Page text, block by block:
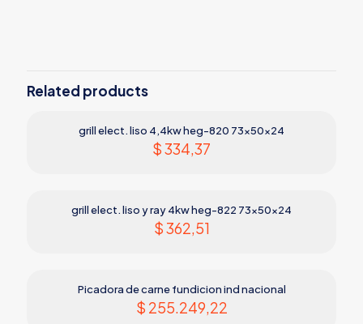
Related products
grill elect. liso 4,4kw heg-820 73x50x24
$334,37
grill elect. liso y ray 4kw heg-822 73x50x24
$362,51
Picadora de carne fundicion ind nacional
$ 255.249,22